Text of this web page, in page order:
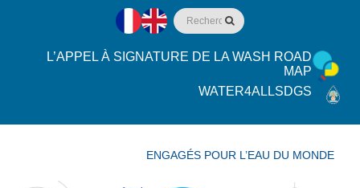
L’APPEL À SIGNATURE DE LA WASH ROAD
MAP
WATER4ALLSDGS
ENGAGÉS POUR L’EAU DU MONDE